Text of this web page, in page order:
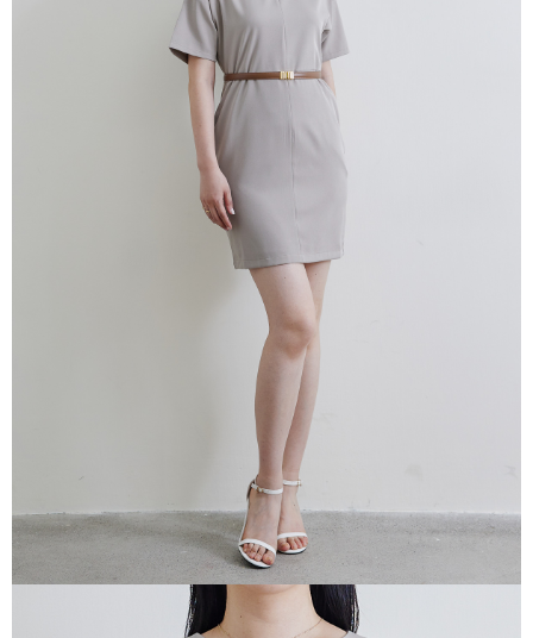
untuk menggunakan AFTEE.
Sila hubungi NP Taiwan Inc. di cs_tw@netprotections.co.jp
mempunyai sebarang kebimbangan mengenai pemprosesan dan
penggunaan pada data peribadi. Jika anda tidak bersetuju dengan data
peribadi yang disenaraikan seperti di atas akan dikumpul dan digunakan
oleh AFTEE, sila jangan gunakan perkhidmatan ini.